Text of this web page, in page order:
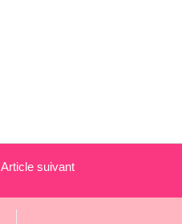
Article suivant